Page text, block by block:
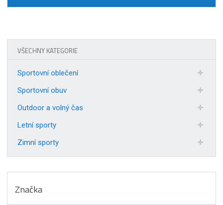
VŠECHNY KATEGORIE
Sportovní oblečení
Sportovní obuv
Outdoor a volný čas
Letní sporty
Zimní sporty
Značka